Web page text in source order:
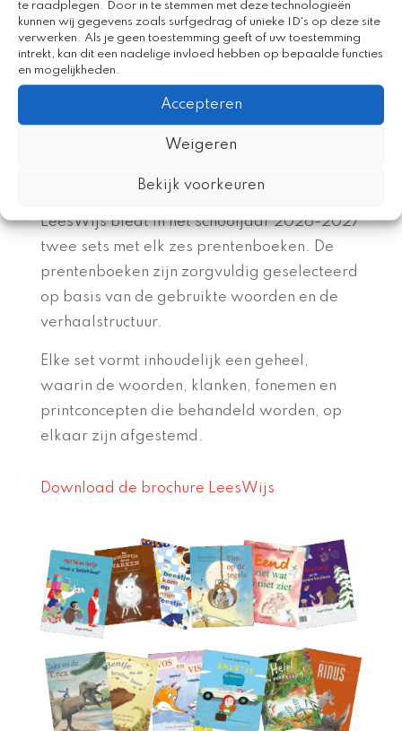
te raadplegen. Door in te stemmen met deze technologieën
kunnen wij gegevens zoals surfgedrag of unieke ID's op deze site
verwerken. Als je geen toestemming geeft of uw toestemming
intrekt, kan dit een nadelige invloed hebben op bepaalde functies
en mogelijkheden.
Accepteren
Weigeren
Bekijk voorkeuren
LeesWijs geweldig!”
Leerkracht groep 2, deelnemer aan
pilot voorjaar 2026
Leeswijs in het kort
LeesWijs biedt in het schooljaar 2026-2027
twee sets met elk zes prentenboeken. De
prentenboeken zijn zorgvuldig geselecteerd
op basis van de gebruikte woorden en de
verhaalstructuur.
Elke set vormt inhoudelijk een geheel,
waarin de woorden, klanken, fonemen en
printconcepten die behandeld worden, op
elkaar zijn afgestemd.
Download de brochure LeesWijs